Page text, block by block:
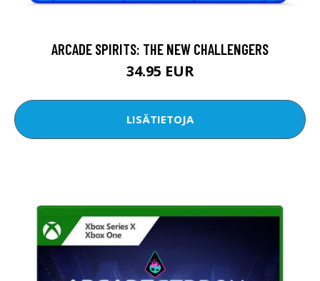
ARCADE SPIRITS: THE NEW CHALLENGERS
34.95 EUR
LISÄTIETOJA